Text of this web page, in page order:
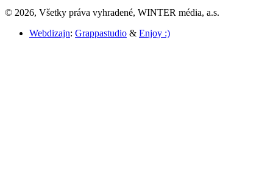
© 2026, Všetky práva vyhradené, WINTER média, a.s.
Webdizajn: Grappastudio & Enjoy :)